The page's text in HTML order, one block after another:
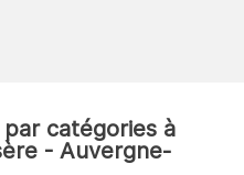
catégories à
- Auvergne-